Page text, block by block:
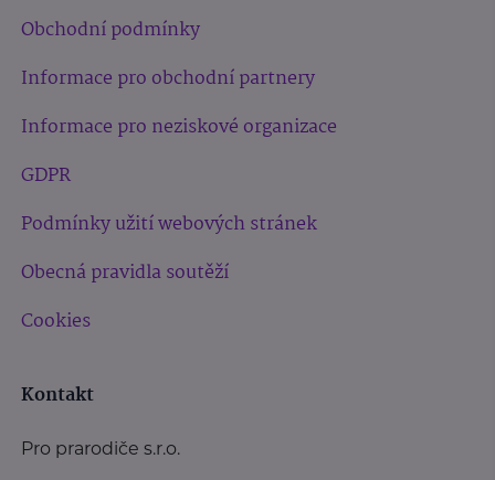
Obchodní podmínky
Informace pro obchodní partnery
Informace pro neziskové organizace
GDPR
Podmínky užití webových stránek
Obecná pravidla soutěží
Cookies
Kontakt
Pro prarodiče s.r.o.